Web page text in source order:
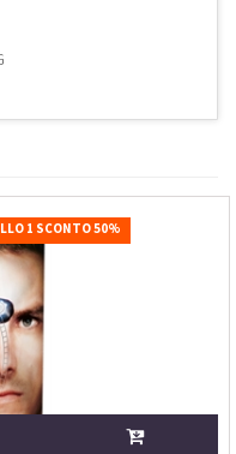
1 SCONTO 50%